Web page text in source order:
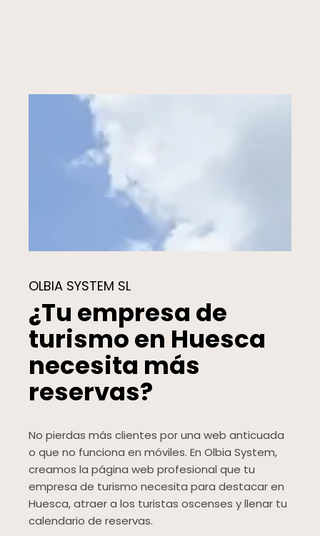
OLBIA SYSTEM SL
¿Tu empresa de
turismo en Huesca
necesita más
reservas?
No pierdas más clientes por una web anticuada
o que no funciona en móviles. En Olbia System,
creamos la página web profesional que tu
empresa de turismo necesita para destacar en
Huesca, atraer a los turistas oscenses y llenar tu
calendario de reservas.